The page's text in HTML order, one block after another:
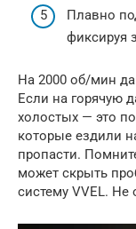
Плавно
фиксируя
На 2000 об/мин
Если на горячую
холостых — это
которые ездили
пропасти.
может скрыть
систему VVEL. Не